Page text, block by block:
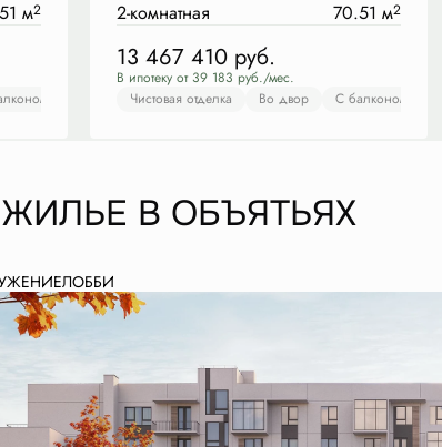
м2
С лоджией Чистовая отделка Во двор С балконом
2-комнатная 70.51 м2
13 467 410 руб.
В ипотеку от 39 183 руб./мес.
Чистовая отделка
Во двор С балконом
В ОБЪЯТЬЯХ
ЛОББИ